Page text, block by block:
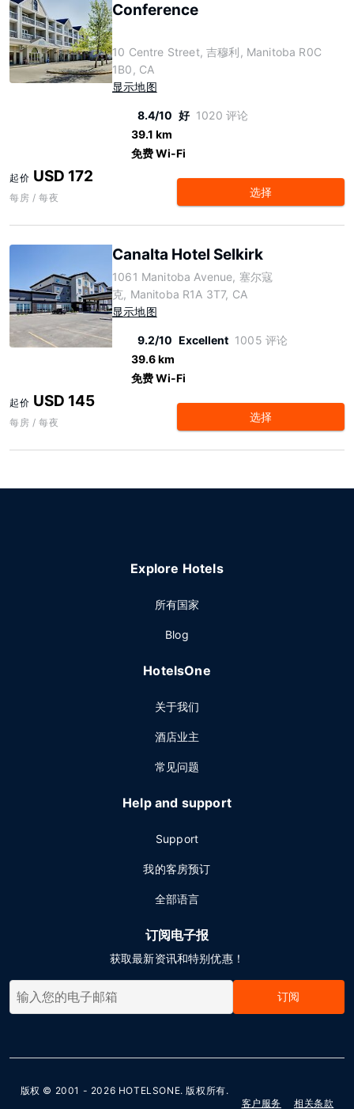
Conference
10 Centre Street, 吉穆利, Manitoba R0C
1B0, CA
显示地图
8.4/10 好 1020 评论
39.1 km
免费 Wi-Fi
起价 USD 172
每房 / 每夜 选择
Canalta Hotel Selkirk
1061 Manitoba Avenue, 塞尔寇
克, Manitoba R1A 3T7, CA
显示地图
9.2/10 Excellent 1005 评论
39.6 km
免费 Wi-Fi
起价 USD 145
每房 / 每夜 选择
Explore Hotels
所有国家
Blog
HotelsOne
关于我们
酒店业主
常见问题
Help and support
Support
我的客房预订
全部语言
订阅电子报
获取最新资讯和特别优惠！
订阅
版权 © 2001 - 2026 HOTELSONE. 版权所有.
客户服务
相关条款